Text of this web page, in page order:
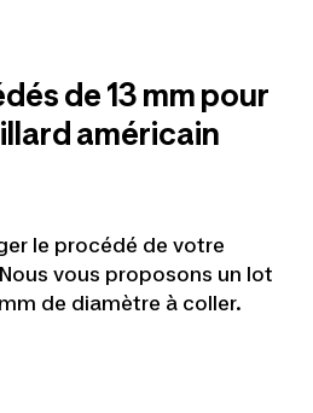
de 13 mm pour
américain
le procédé de votre
vous proposons un lot
de diamètre à coller.